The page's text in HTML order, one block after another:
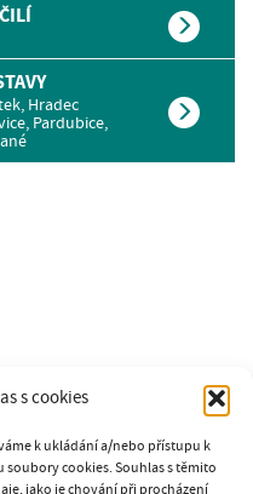
s cookies
k ukládání a/nebo přístupu k
cookies. Souhlas s těmito
jako je chování při procházení
Hradec
Pardubice,